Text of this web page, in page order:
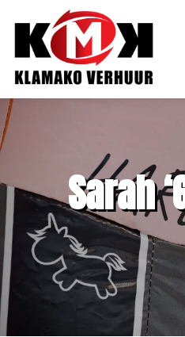
Springkussens
Feestfiguren
Feestartikelen
Sarah